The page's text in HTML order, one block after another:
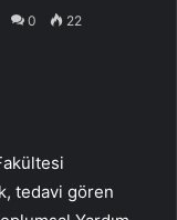
0 22
tedavi gören